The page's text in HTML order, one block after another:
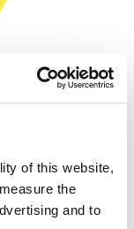
of this website,
the
and to